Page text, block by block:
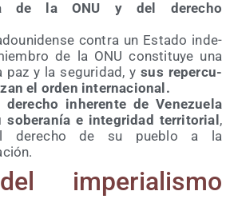
de la ONU y del dere­cho
con­tra un Esta­do inde­
de la ONU cons­ti­tu­ye una
paz y la segu­ri­dad, ysus reper­cu­
el orden internacional.
inhe­ren­te de Vene­zue­la
sobe­ra­nía e inte­gri­dad terri­to­rial ,
dere­cho de su pue­blo a la
impe­ria­lis­mo